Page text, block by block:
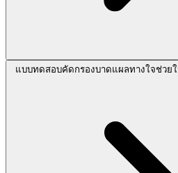
แบบทดสอบคัดกรองบาดแผลทางใจช่วยใ